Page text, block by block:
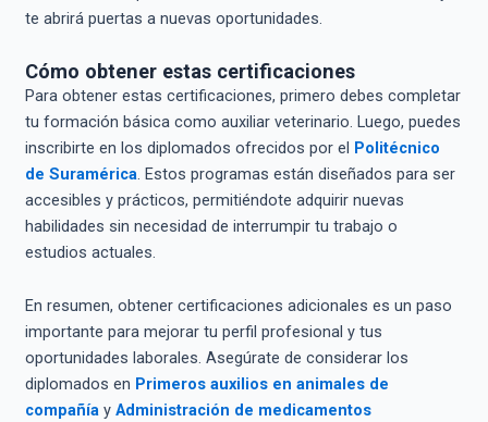
te abrirá puertas a nuevas oportunidades.
Cómo obtener estas certificaciones
Para obtener estas certificaciones, primero debes completar
tu formación básica como auxiliar veterinario. Luego, puedes
inscribirte en los diplomados ofrecidos por el Politécnico
de Suramérica . Estos programas están diseñados para ser
accesibles y prácticos, permitiéndote adquirir nuevas
habilidades sin necesidad de interrumpir tu trabajo o
estudios actuales.
En resumen, obtener certificaciones adicionales es un paso
importante para mejorar tu perfil profesional y tus
oportunidades laborales. Asegúrate de considerar los
diplomados en Primeros auxilios en animales de
compañíay Administración de medicamentos